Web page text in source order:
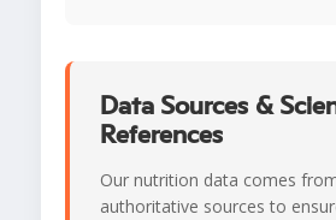
Data Sources &
References
Our nutrition data comes
authoritative sources to